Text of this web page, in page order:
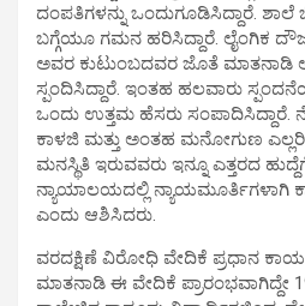
ದಂಪತಿಗಳನ್ನು ಒಂದುಗೂಡಿಸಿದ್ದಾರೆ.
ಬಗ್ಗೆಯೂ ಗಮನ ಹರಿಸಿದ್ದಾರೆ. ಲೈಂಗಿಕ
ಅವರ ಕುಟುಂಬದವರ ಜೊತೆ ಮಾತನಾಡಿ
ಸ್ಪಂದಿಸಿದ್ದಾರೆ. ಇಂತಹ ಹಲವಾರು
ಒಂದು ಉತ್ತಮ ಹೆಸರು ಸಂಪಾದಿಸಿದ್ದಾರೆ.
ಕಾಳಜಿ ಮತ್ತು ಅಂತಹ ಮನೋಗುಣ
ಮನಸ್ಥಿತಿ ಇರುವವರು ಇನ್ನೂ ಎತ್ತರದ
ನ್ಯಾಯಾಲಯದಲ್ಲಿ ನ್ಯಾಯಮೂರ್ತಿಗಳಾಗಿ
ಎಂದು ಆಶಿಸಿದರು.
ವರದಕ್ಷಿಣೆ ವಿರೋಧಿ ವೇದಿಕೆ ಪ್ರಧಾನ
ಮಾತನಾಡಿ ಈ ವೇದಿಕೆ ಪ್ರಾರಂಭವಾಗಿದ್ದೇ